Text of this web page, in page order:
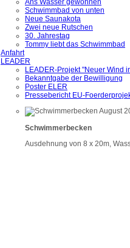
Ans Wasser gewöhnen
Schwimmbad von unten
Neue Saunakota
Zwei neue Rutschen
30. Jahrestag
Tommy liebt das Schwimmbad
Anfahrt
LEADER
LEADER-Projekt "Neuer Wind
Bekanntgabe der Bewilligung
Poster ELER
Pressebericht EU-
Schwimmerbecken
Ausdehnung von 8 x 20m,